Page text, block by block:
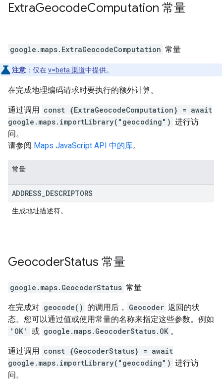
ExtraGeocodeComputation 常量
google.maps. ExtraGeocodeComputation 常量
注意 ：仅在v=beta 渠道中提供。
在完成地理编码请求时要执行的额外计算。
通过调用 const {ExtraGeocodeComputation} = await
google.maps.importLibrary("geocoding") 进行访
问。
请参阅 Maps JavaScript API 中的库。
常量
ADDRESS DESCRIPTORS
生成地址描述符。
GeocoderStatus 常量
google.maps. GeocoderStatus 常量
在完成对 geocode() 的调用后， Geocoder 返回的状
态。您可以通过值或使用常量的名称来指定这些参数。例如
'OK'
或 google.maps.GeocoderStatus.OK 。
通过调用 const {GeocoderStatus} = await
google.maps.importLibrary("geocoding") 进行访
问。